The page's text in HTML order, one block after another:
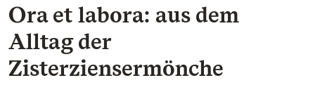
Ora et labora: aus dem
Alltag der
Zisterziensermönche